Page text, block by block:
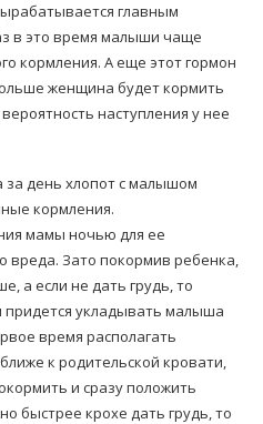
главным
в это время малыши чаще
кормления. А еще этот гормон
женщина будет кормить
наступления у нее
за день хлопот с малышом
кормления.
мамы ночью для ее
вреда. Зато покормив ребенка,
а если не дать грудь, то
придется укладывать малыша
время располагать
к родительской кровати,
и сразу положить
быстрее крохе дать грудь, то